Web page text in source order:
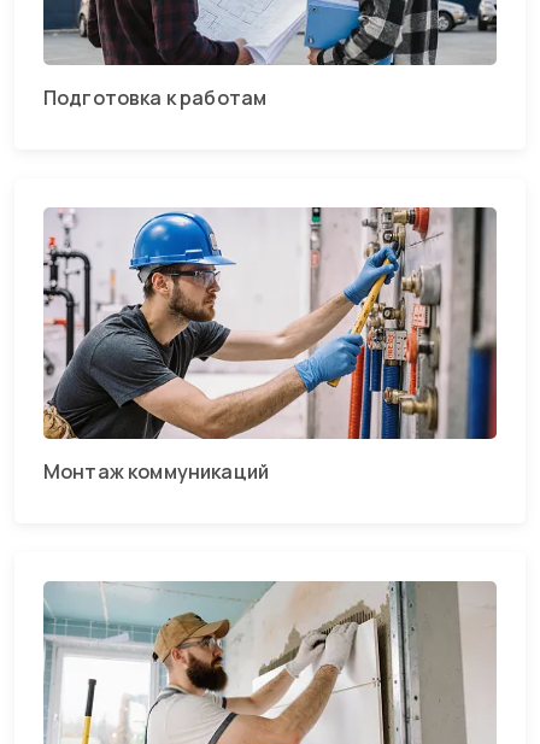
Подготовка к работам
Монтаж коммуникаций